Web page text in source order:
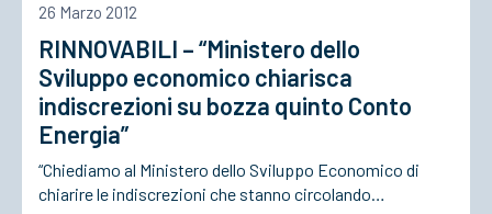
26 Marzo 2012
RINNOVABILI – “Ministero dello
Sviluppo economico chiarisca
indiscrezioni su bozza quinto Conto
Energia”
“Chiediamo al Ministero dello Sviluppo Economico di
chiarire le indiscrezioni che stanno circolando…